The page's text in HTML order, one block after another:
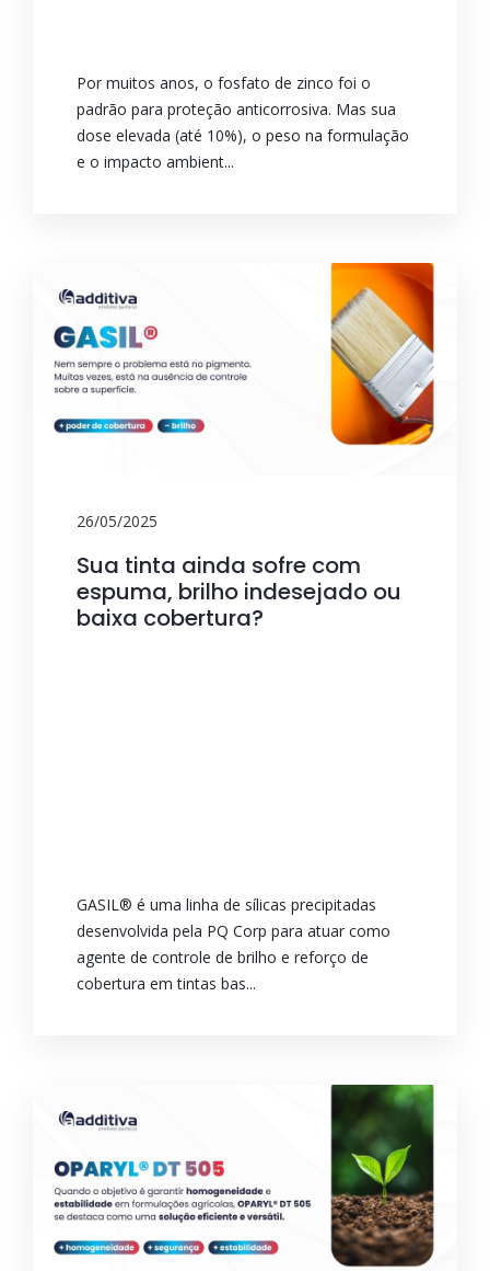
Por muitos anos, o fosfato de zinco foi o
padrão para proteção anticorrosiva. Mas sua
dose elevada (até 10%), o peso na formulação
e o impacto ambient...
26/05/2025
Sua tinta ainda sofre com
espuma, brilho indesejado ou
baixa cobertura?
GASIL® é uma linha de sílicas precipitadas
desenvolvida pela PQ Corp para atuar como
agente de controle de brilho e reforço de
cobertura em tintas bas...